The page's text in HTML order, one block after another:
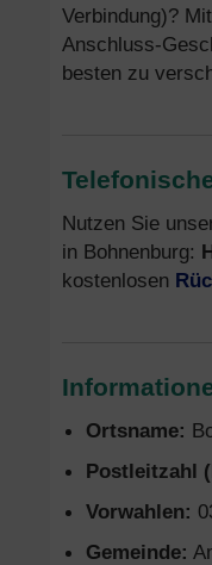
Verbindung)?
Anschluss-
besten zu
Nutzen Sie
in Bohnenburg:
kostenlosen
Ortsname:
Postleitzahl
Vorwahlen:
Gemeinde: